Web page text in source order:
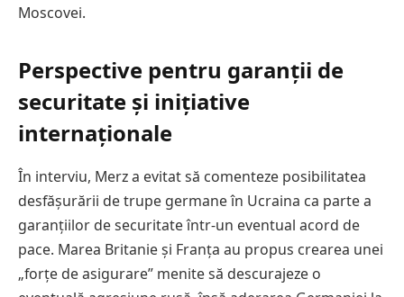
Moscovei.
Perspective pentru garanții de
securitate și inițiative
internaționale
În interviu, Merz a evitat să comenteze posibilitatea
desfășurării de trupe germane în Ucraina ca parte a
garanțiilor de securitate într-un eventual acord de
pace. Marea Britanie și Franța au propus crearea unei
„forțe de asigurare” menite să descurajeze o